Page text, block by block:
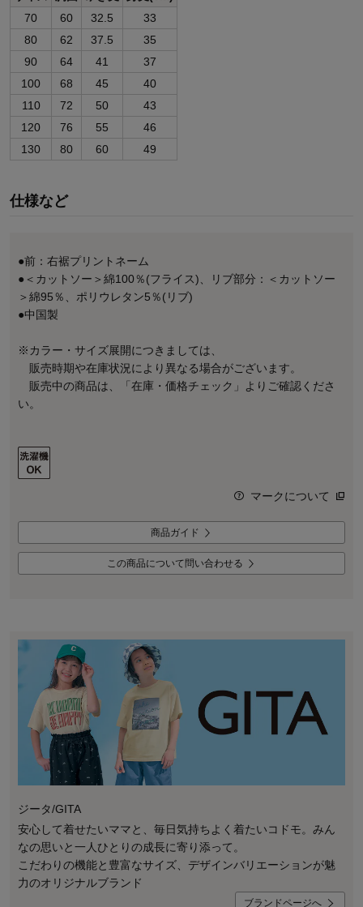
70
60 32.5
33
80
62 37.5
35
90
64 41
37
100
68 45
40
110
72 50
43
120
76 55
46
130
80 60 49
仕様など
●前：右裾プリントネーム
●＜カットソー＞綿100％(フライス)、リブ部分：＜カットソー
＞綿95％、ポリウレタン5％(リブ)
●中国製
※カラー・サイズ展開につきましては、
販売時期や在庫状況により異なる場合がございます。
販売中の商品は、「在庫・価格チェック」よりご確認くださ
い。
マークについて
商品ガイド
この商品について問い合わせる
ジータ/GITA
安心して着せたいママと、毎日気持ちよく着たいコドモ。みん
なの思いと一人ひとりの成長に寄り添って。
こだわりの機能と豊富なサイズ、デザインバリエーションが魅
力のオリジナルブランド
ブランドページへ